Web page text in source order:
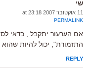
שי
11 אוקטובר 2007 at 23:18
PERMALINK
אם הערעור יתקבל , כדאי
התזמורת", יכול להיות שהוא ארוך
REPLY